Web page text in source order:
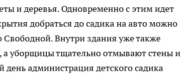
и деревья. Одновременно с этим идет
добраться до садика на авто можно
Внутри здания уже также
а уборщицы тщательно отмывают стены и
администрация детского садика